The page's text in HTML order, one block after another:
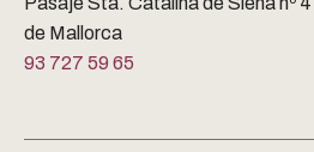
de Mallorca
93 727 59 65